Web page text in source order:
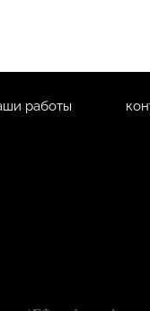
работы